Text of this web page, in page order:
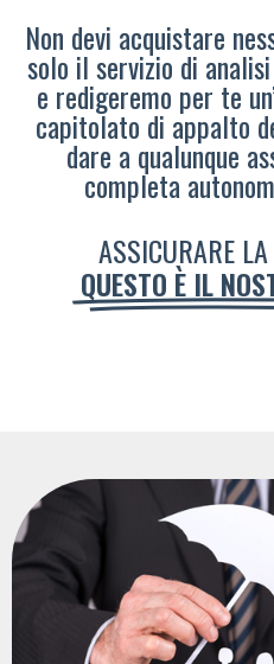
Non devi acquistare
solo il servizio di
e redigeremo per te
capitolato di appalto
dare a qualunque
completa
ASSICURARE
QUESTO È IL